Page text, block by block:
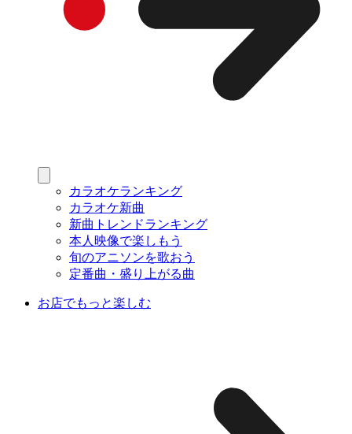
カラオケランキング
カラオケ新曲
新曲トレンドランキング
本人映像で楽しもう
旬のアニソンを歌おう
定番曲・盛り上がる曲
お店でもっと楽しむ